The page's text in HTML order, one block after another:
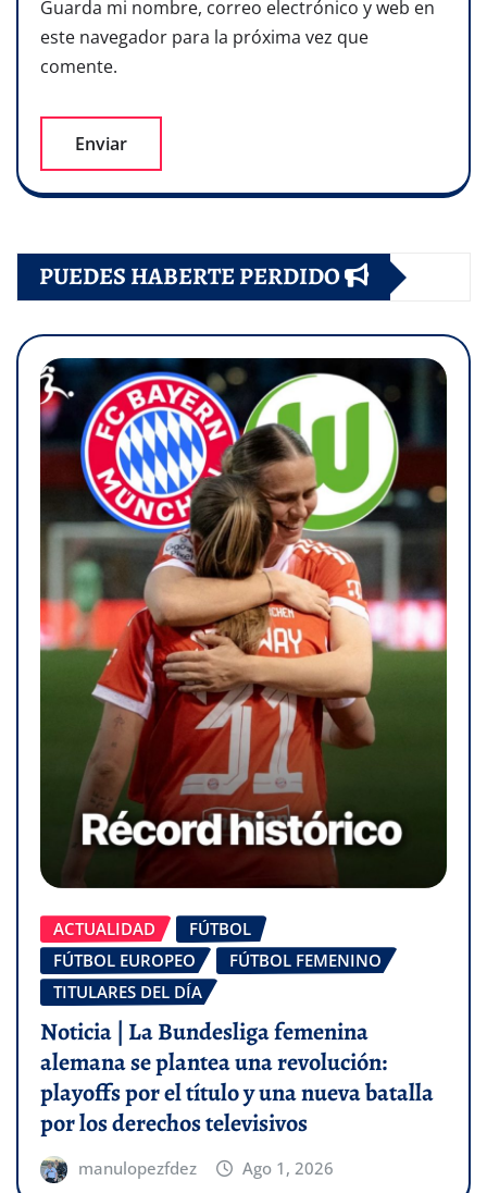
Guarda mi nombre, correo electrónico y web en
este navegador para la próxima vez que
comente.
PUEDES HABERTE PERDIDO
ACTUALIDAD
FÚTBOL
FÚTBOL EUROPEO
FÚTBOL FEMENINO
TITULARES DEL DÍA
Noticia | La Bundesliga femenina
alemana se plantea una revolución:
playoffs por el título y una nueva batalla
por los derechos televisivos
manulopezfdez Ago 1, 2026